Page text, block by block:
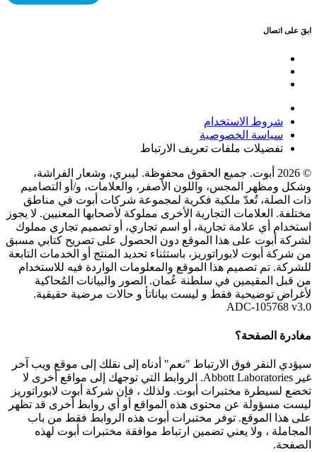
ابقَ على اتصال
شروط الاستخدام
سياسة الخصوصية
تفضيلات ملفات تعريف الارتباط
© 2026 أبوت. جميع الحقوق محفوظة. ليبري، وشعار الفراشة،
وشكل ومظهر المجس، واللون الأصفر، والعلامات، و/أو التصاميم
ذات الصلة، تُعدّ ملكية فكرية لمجموعة شركات أبوت في مناطق
مختلفة. العلامات التجارية الأخرى مملوكة لأصحابها المعنيين. لا يجوز
استخدام أي علامة تجارية، أو اسم تجاري، أو تصميم تجاري مملوك
لشركة أبوت على هذا الموقع دون الحصول على تصريح كتابي مسبق
من شركة أبوت لابوراتوريز، باستثناء تحديد المنتج أو الخدمات التابعة
للشركة. تم تصميم هذا الموقع والمعلومات الواردة فيه للاستخدام
من قبل المقيمين في سلطنة عُمان. الصور والبيانات المُحاكية
لأغراض توضيحية فقط و ليست بياناتأ و حالات مرضية حقيقية.
ADC-105768 v3.0
مغادرة الصفحة؟
سيؤدي النقر فوق الارتباط "نعم" أدناه إلى نقلك إلى موقع ويب آخر
غير Abbott Laboratories. الروابط التي توجهك إلى مواقع أخرى لا
تخضع لسيطرة مختبرات أبوت. ولذلك ، فإن شركة أبوت لابوراتوريز
ليست مسؤولة عن محتوى هذه المواقع أو أي روابط أخرى قد تظهر
على هذا الموقع. توفر مختبرات أبوت هذه الروابط فقط من باب
المجاملة ، ولا يعني تضمين ارتباط موافقة مختبرات أبوت لهذه
الصفحة.